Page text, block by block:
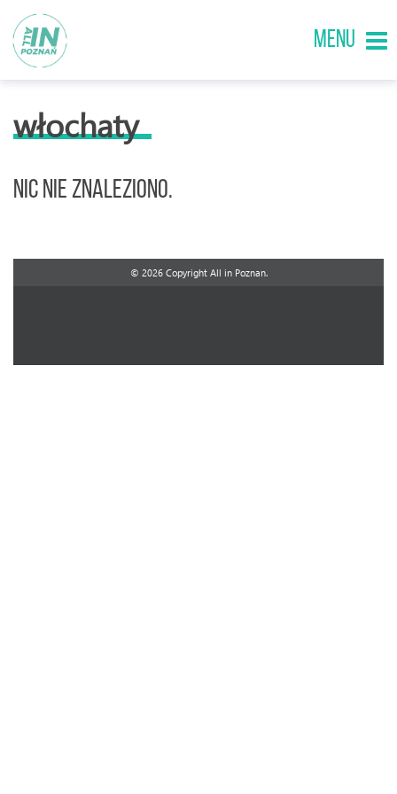
MENU
włochaty
Nic nie znaleziono.
© 2026 Copyright All in Poznan.